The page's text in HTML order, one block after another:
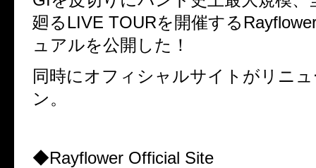
廻る LIVE TOURを開催する
ュアルを公開した！
同時にオフィシャルサイトがリニ
ン。
◆Rayflower Official Site